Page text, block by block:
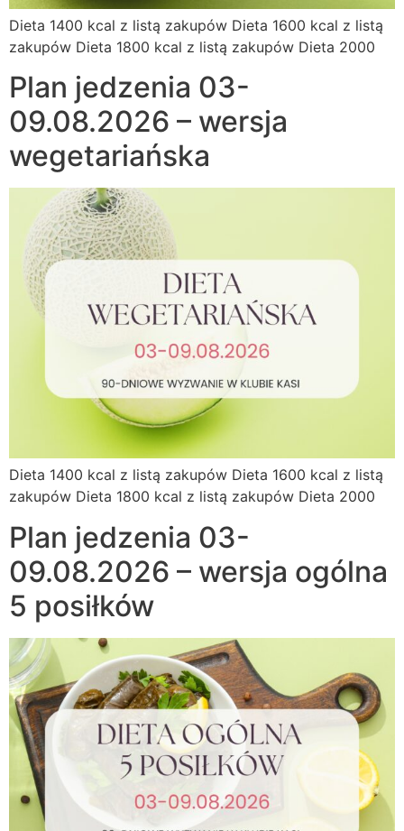
Dieta 1400 kcal z listą zakupów Dieta 1600 kcal z listą
zakupów Dieta 1800 kcal z listą zakupów Dieta 2000
Plan jedzenia 03-
09.08.2026 – wersja
wegetariańska
Dieta 1400 kcal z listą zakupów Dieta 1600 kcal z listą
zakupów Dieta 1800 kcal z listą zakupów Dieta 2000
Plan jedzenia 03-
09.08.2026 – wersja ogólna
5 posiłków